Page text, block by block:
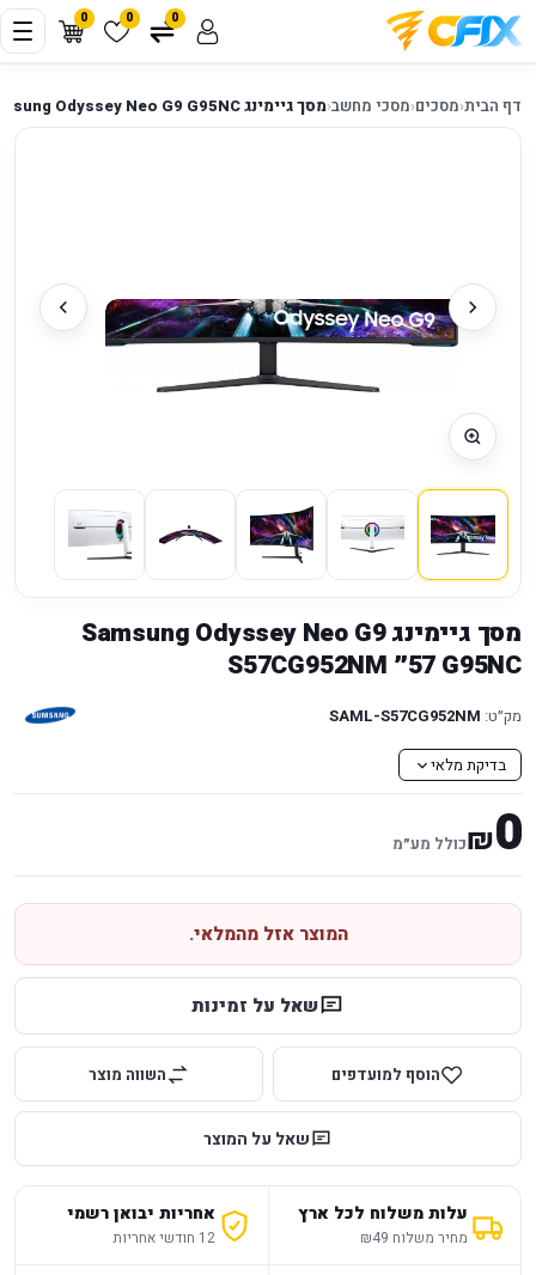
0 0 0
דף הבית‹מסכים‹מסכי מחשב‹מסך גיימינג Samsung Odyssey Neo G9 G95NC ‏57״ S57CG952NM
מסך גיימינג Samsung Odyssey Neo G9
G95NC ‏57״ S57CG952NM
מק״ט: SAML-S57CG952NM
בדיקת מלאי
0
₪כולל מע״מ
המוצר אזל מהמלאי.
שאל על זמינות
הוסף למועדפים השווה מוצר
שאל על המוצר
עלות משלוח לכל ארץ
מחיר משלוח ₪49
אחריות יבואן רשמי
12 חודשי אחריות